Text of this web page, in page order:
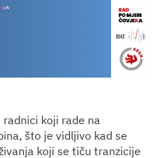
koji rade na
što je vidljivo kad se
koji se tiču tranzicije